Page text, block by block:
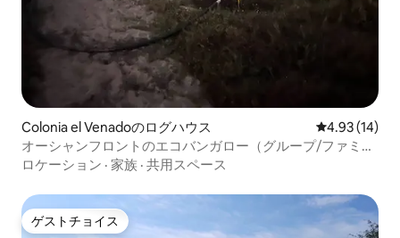
Colonia el Venadoのログハウス レビュー14
4.93 (14)
オーシャンフロントのエコバンガロー（グループ/ファミリ
ー向け）。
ロケーション · 家族 · 共用スペース
ゲストチョイス
ゲストチョイス